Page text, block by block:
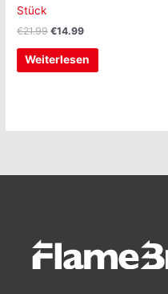
Stück
€21.99 €14.99
Weiterlesen